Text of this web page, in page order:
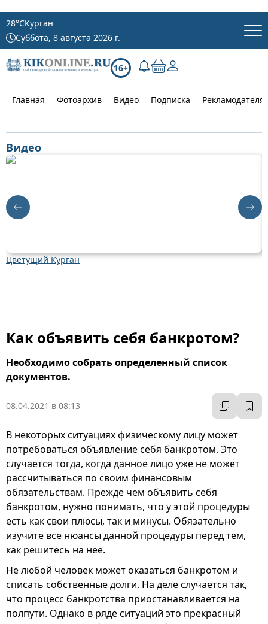
28°CКурган
Суббота, 8 августа 2026 г.
16+
Главная Фотоархив Видео Подписка
Видео
Цветущий Курган
Как объявить себя банкротом?
Необходимо собрать определенный список
документов.
08.04.2021 в 08:13
В некоторых ситуациях физическому лицу может
потребоваться объявление себя банкротом. Это
случается тогда, когда данное лицо уже не может
рассчитываться по своим финансовым
обязательствам. Прежде чем объявить себя
банкротом, нужно понимать, что у этой процедуры
есть как свои плюсы, так и минусы. Обязательно
изучите все нюансы данной процедуры перед тем,
как решитесь на нее.
Не любой человек может оказаться банкротом и
списать собственные долги. На деле случается так,
что процесс банкротства приостанавливается на
полпути. Однако в ряде ситуаций это прекрасный